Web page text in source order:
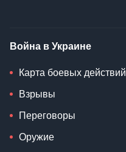
Война в Украине
Карта боевых действий
Взрывы
Переговоры
Оружие